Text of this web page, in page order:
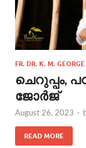
FR. DR. K. M. GEORGE
ചെറുപ്പം,
ജോര്‍ജ്
August 26, 2023 -
READ MORE